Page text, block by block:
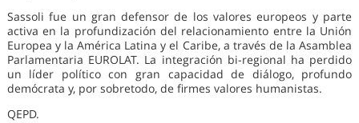
Sassoli fue un gran defensor de los valores europeos y parte
activa en la profundización del relacionamiento entre la Unión
Europea y la América Latina y el Caribe, a través de la Asamblea
Parlamentaria EUROLAT. La integración bi-regional ha perdido
un líder político con gran capacidad de diálogo, profundo
demócrata y, por sobretodo, de firmes valores humanistas.
QEPD.